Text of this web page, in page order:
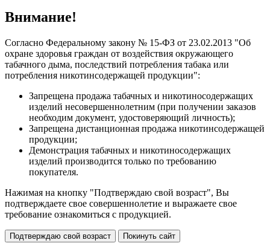
Внимание!
Согласно Федеральному закону № 15-ФЗ от 23.02.2013 "Об
охране здоровья граждан от воздействия окружающего
табачного дыма, последствий потребления табака или
потребления никотинсодержащей продукции":
Запрещена продажа табачных и никотиносодержащих
изделий несовершеннолетним (при получении заказов
необходим документ, удостоверяющий личность);
Запрещена дистанционная продажа никотинсодержащей
продукции;
Демонстрация табачных и никотиносодержащих
изделий производится только по требованию
покупателя.
Нажимая на кнопку "Подтверждаю свой возраст", Вы
подтверждаете свое совершеннолетие и выражаете свое
требование ознакомиться с продукцией.
Подтверждаю свой возраст Покинуть сайт